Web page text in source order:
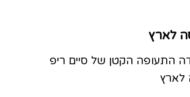
התעופה הקטן של סיים ריפ
לארץ